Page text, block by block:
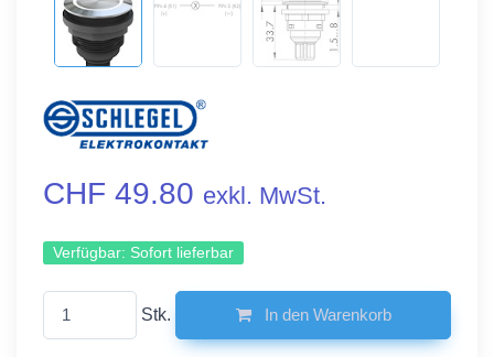
CHF 49.80 exkl. MwSt.
Verfügbar: Sofort lieferbar
Stk. In den Warenkorb